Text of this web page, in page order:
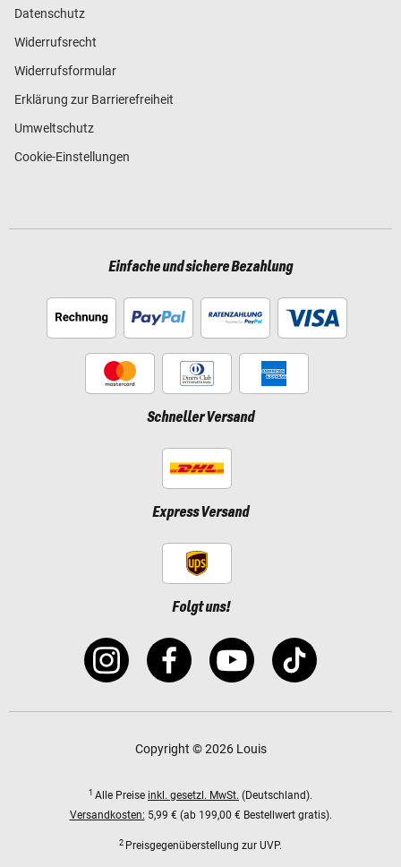
Datenschutz
Widerrufsrecht
Widerrufsformular
Erklärung zur Barrierefreiheit
Umweltschutz
Cookie-Einstellungen
Einfache und sichere Bezahlung
Schneller Versand
Express Versand
Folgt uns!
Copyright © 2026 Louis
1 Alle Preise inkl. gesetzl. MwSt. (Deutschland).
Versandkosten: 5,99 € (ab 199,00 € Bestellwert gratis).
2 Preisgegenüberstellung zur UVP.